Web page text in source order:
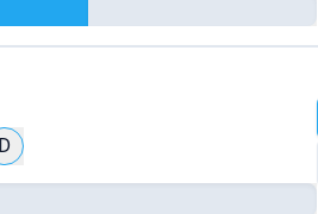
D